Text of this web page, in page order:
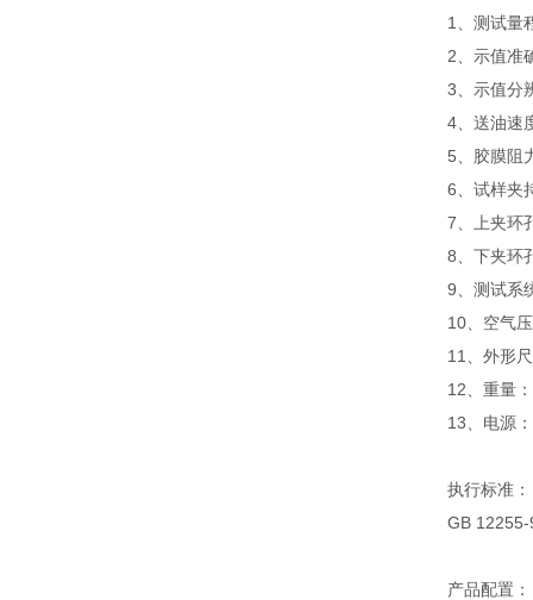
1、测试量
2、示值准
3、示值分
4、送油速
5、胶膜阻
6、试样夹
7、上夹环
8、下夹环
9、测试系
10、空气
11、外形
12、重量
13、电源
执行标准：
GB
产品配置：